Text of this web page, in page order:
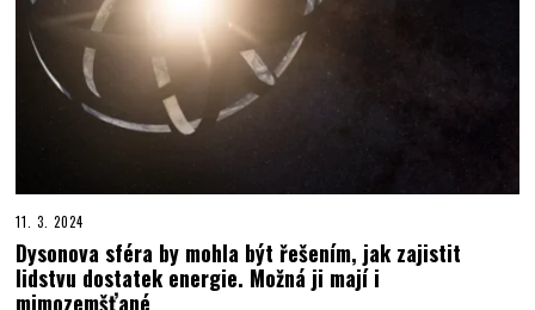
11. 3. 2024
Dysonova sféra by mohla být řešením, jak zajistit
lidstvu dostatek energie. Možná ji mají i
mimozemšťané